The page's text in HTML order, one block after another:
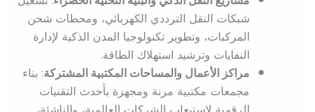
شبكات النقل الترددي الكهربائي، ومحطات شحن
المركبات، وتطوير تكنولوجيا المدن الذكية لإدارة
النفايات وترشيد استهلاك الطاقة.
مراكز الأعمال والمساحات المكتبية المشتركة: بناء
مجمعات مكتبية مرنة ومجهزة بأحدث التقنيات